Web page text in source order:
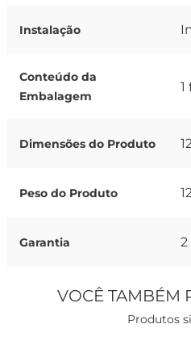
Instalação
Conteúdo da
Embalagem
1
Dimensões do Produto
Peso do Produto
Garantia 2
VOCÊ TAMBÉM
Produtos